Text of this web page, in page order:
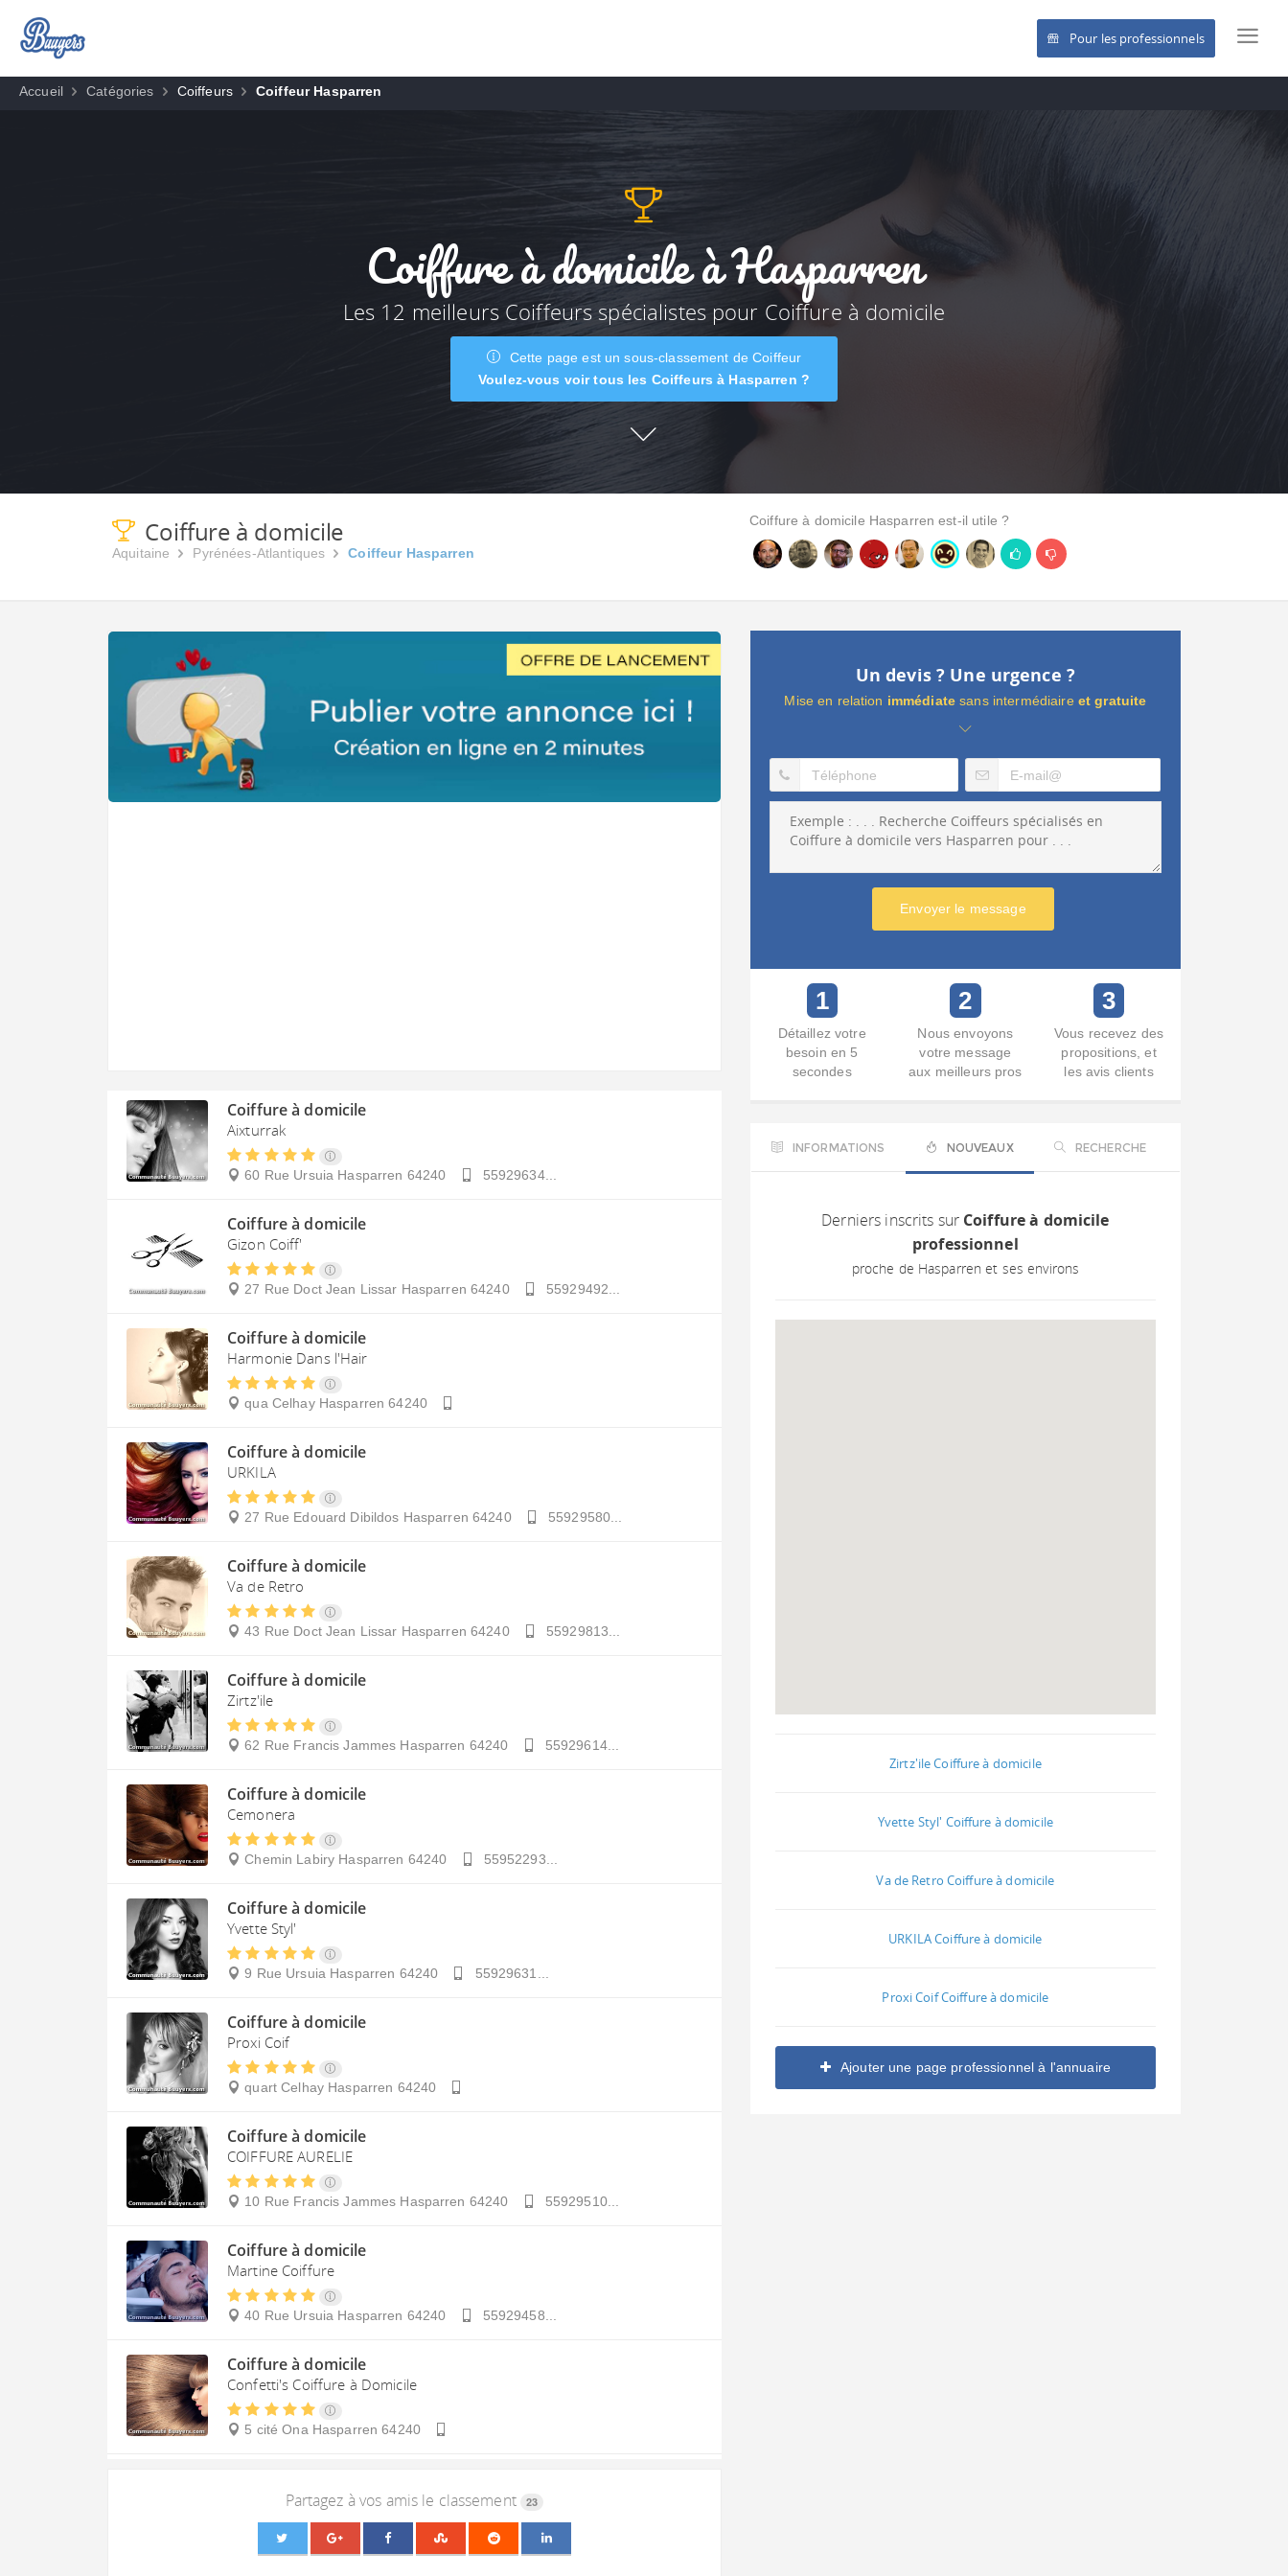
Pour les professionnels
Accueil Catégories Coiffeurs Coiffeur Hasparren
Coiffure à domicile à Hasparren
Les 12 meilleurs Coiffeurs spécialistes pour Coiffure à domicile
Cette page est un sous-classement de Coiffeur
Voulez-vous voir tous les Coiffeurs à Hasparren ?
Coiffure à domicile
Aquitaine Pyrénées-Atlantiques Coiffeur Hasparren
Coiffure à domicile Hasparren est-il utile ?
Coiffure à domicile
Aixturrak
60 Rue Ursuia Hasparren 64240 55929634...
Coiffure à domicile
Gizon Coiff'
27 Rue Doct Jean Lissar Hasparren 64240 55929492...
Coiffure à domicile
Harmonie Dans l'Hair
qua Celhay Hasparren 64240
Coiffure à domicile
URKILA
27 Rue Edouard Dibildos Hasparren 64240 55929580...
Coiffure à domicile
Va de Retro
43 Rue Doct Jean Lissar Hasparren 64240 55929813...
Coiffure à domicile
Zirtz'ile
62 Rue Francis Jammes Hasparren 64240 55929614...
Coiffure à domicile
Cemonera
Chemin Labiry Hasparren 64240 55952293...
Coiffure à domicile
Yvette Styl'
9 Rue Ursuia Hasparren 64240 55929631...
Coiffure à domicile
Proxi Coif
quart Celhay Hasparren 64240
Coiffure à domicile
COIFFURE AURELIE
10 Rue Francis Jammes Hasparren 64240 55929510...
Coiffure à domicile
Martine Coiffure
40 Rue Ursuia Hasparren 64240 55929458...
Coiffure à domicile
Confetti's Coiffure à Domicile
5 cité Ona Hasparren 64240
Partagez à vos amis le classement 23
Un devis ? Une urgence ?
Mise en relation immédiate sans intermédiaire et gratuite
Envoyer le message
1
Détaillez votre
besoin en 5
secondes
2
Nous envoyons
votre message
aux meilleurs pros
3
Vous recevez des
propositions, et
les avis clients
INFORMATIONS NOUVEAUX RECHERCHE
Derniers inscrits sur Coiffure à domicile
professionnel
proche de Hasparren et ses environs
Zirtz'ile Coiffure à domicile
Yvette Styl' Coiffure à domicile
Va de Retro Coiffure à domicile
URKILA Coiffure à domicile
Proxi Coif Coiffure à domicile
Ajouter une page professionnel à l'annuaire